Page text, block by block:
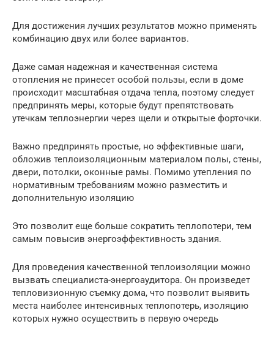
Для достижения лучших результатов можно применять
комбинацию двух или более вариантов.
Даже самая надежная и качественная система
отопления не принесет особой пользы, если в доме
происходит масштабная отдача тепла, поэтому следует
предпринять меры, которые будут препятствовать
утечкам теплоэнергии через щели и открытые форточки.
Важно предпринять простые, но эффективные шаги,
обложив теплоизоляционным материалом полы, стены,
двери, потолки, оконные рамы. Помимо утепления по
нормативным требованиям можно разместить и
дополнительную изоляцию
Это позволит еще больше сократить теплопотери, тем
самым повысив энергоэффективность здания.
Для проведения качественной теплоизоляции можно
вызвать специалиста-энергоаудитора. Он произведет
тепловизионную съемку дома, что позволит выявить
места наиболее интенсивных теплопотерь, изоляцию
которых нужно осуществить в первую очередь